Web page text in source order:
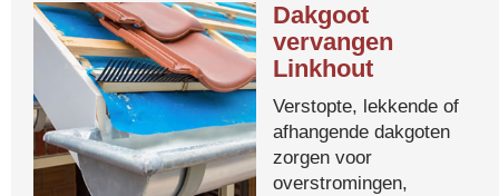
Dakgoot
vervangen
Linkhout
Verstopte, lekkende of
afhangende dakgoten
zorgen voor
overstromingen,